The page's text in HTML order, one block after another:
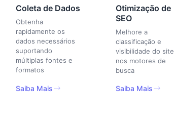
Coleta de Dados
Obtenha
rapidamente os
dados necessários
suportando
múltiplas fontes e
formatos
Saiba Mais
Otimização de
SEO
Melhore a
classificação e
visibilidade do site
nos motores de
busca
Saiba Mais